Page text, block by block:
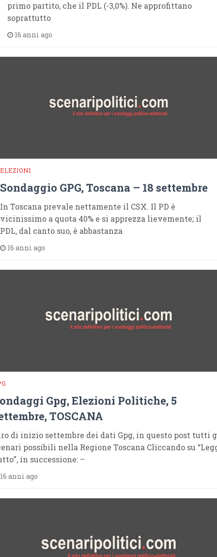
primo partito, che il PDL (-3,0%). Ne approfittano
soprattutto
16 anni ago
ELEZIONI
Sondaggio GPG, Toscana – 18 settembre
In Toscana prevale nettamente il CSX. Il PD è
vicinissimo a quota 40% e si apprezza lievemente; il
PDL, dal canto suo, è abbastanza
16 anni ago
Gpg, Elezioni Politiche, 5
TOSCANA
di inizio settembre dei dati Gpg, in questo post tutti
possibili nella Regione Toscana Cliccando su
in successione: –
anni ago